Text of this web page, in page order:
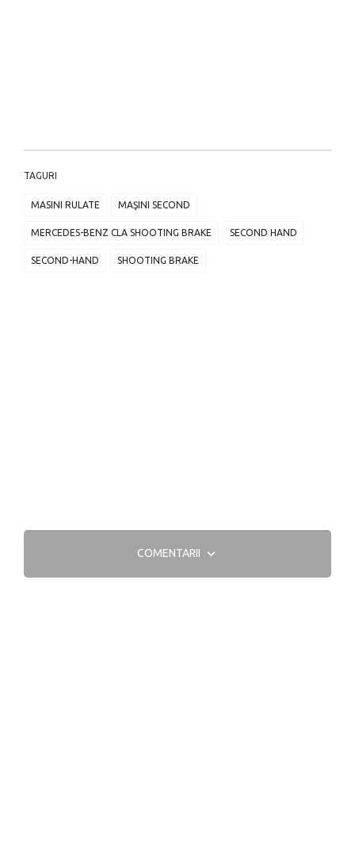
TAGURI
MASINI RULATE MAŞINI SECOND
MERCEDES-BENZ CLA SHOOTING BRAKE SECOND HAND
SECOND-HAND SHOOTING BRAKE
COMENTARII